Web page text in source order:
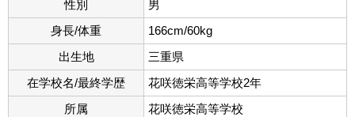
性別
男
身長/体重
166cm/60kg
出生地
三重県
在学校名/最終学歴
花咲徳栄高等学校2年
所属
花咲徳栄高等学校